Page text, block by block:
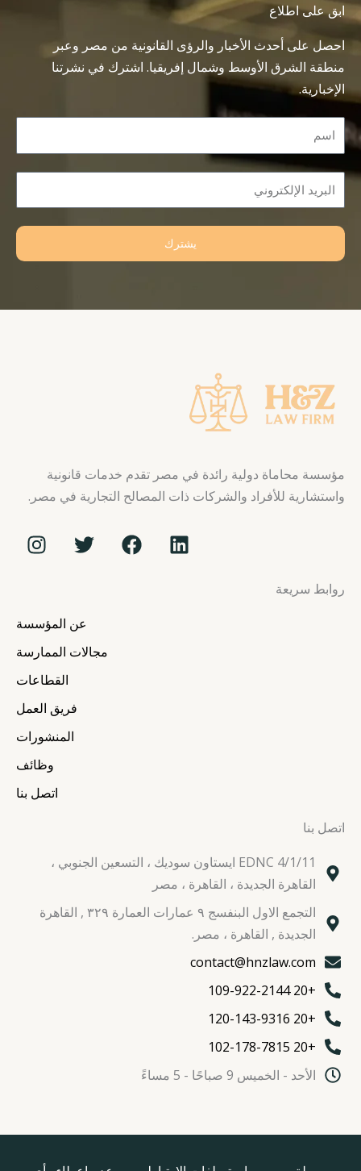
ابق على اطلاع
احصل على أحدث الأخبار والرؤى القانونية من مصر وعبر
منطقة الشرق الأوسط وشمال إفريقيا. اشترك في نشرتنا
الإخبارية.
Name
Email
يشترك
مؤسسة محاماة دولية رائدة في مصر تقدم خدمات قانونية
واستشارية للأفراد والشركات ذات المصالح التجارية في مصر.
L
i
F
a
T
w
t
e
r
I
n
g
r
a
m
روابط سريعة
عن المؤسسة
مجالات الممارسة
القطاعات
فريق العمل
المنشورات
وظائف
اتصل بنا
اتصل بنا
EDNC 4/1/11 ايستاون سوديك ، التسعين الجنوبي ،
القاهرة الجديدة ، القاهرة ، مصر
التجمع الاول البنفسج ٩ عمارات العمارة ٣٢٩ , القاهرة
الجديدة , القاهرة ، مصر.
contact@hnzlaw.com
+20 109-922-2144
+20 120-143-9316
+20 102-178-7815
الأحد - الخميس 9 صباحًا - 5 مساءً